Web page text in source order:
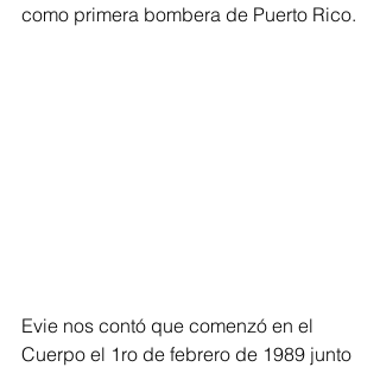
como primera bombera de Puerto Rico.
Evie nos contó que comenzó en el
Cuerpo el 1ro de febrero de 1989 junto